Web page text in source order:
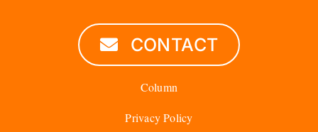
CONTACT
Column
Privacy Policy